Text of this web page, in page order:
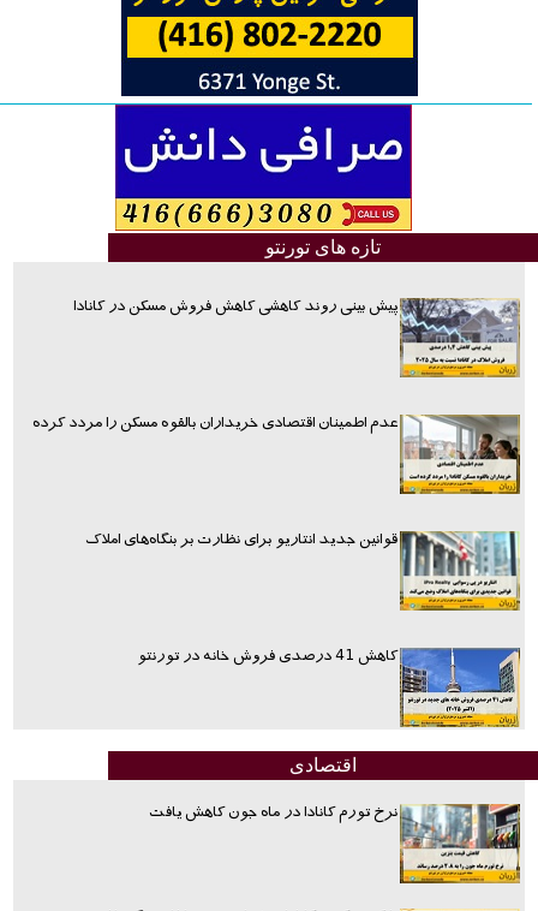
تازه های تورنتو
پیش بینی روند کاهشی کاهش فروش مسکن در کانادا
عدم اطمینان اقتصادی خریداران بالقوه مسکن را مردد کرده
قوانین جدید انتاریو برای نظارت بر بنگاه‌های املاک
کاهش 41 درصدی فروش خانه در تورنتو
اقتصادی
نرخ تورم کانادا در ماه جون کاهش یافت